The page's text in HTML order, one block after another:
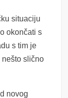
situaciju
okončati s
s tim je
nešto slično
novog